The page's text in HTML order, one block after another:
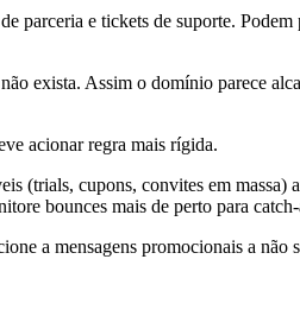
parceria e tickets de suporte.
exista. Assim o domínio parece
acionar regra mais rígida.
(trials, cupons, convites em massa)
bounces mais de perto para
a mensagens promocionais a não